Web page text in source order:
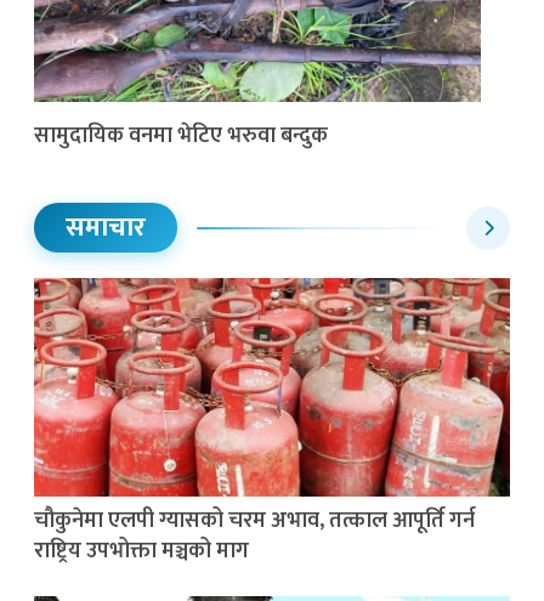
सामुदायिक वनमा भेटिए भरुवा बन्दुक
समाचार
चौकुनेमा एलपी ग्यासको चरम अभाव, तत्काल आपूर्ति गर्न
राष्ट्रिय उपभोक्ता मञ्चको माग